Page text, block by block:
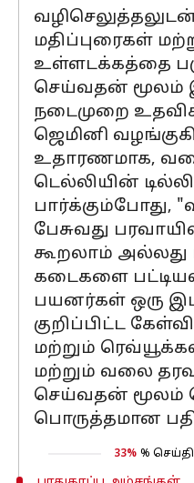
மதிப்புரைகள்
உள்ளடக்கத்தை
செய்வதன் மூலம்
நடைமுறை
ஜெமினி
உதாரணமாக,
டெல்லியின்
பார்க்கும்போது,
பேசுவது
கூறலாம் அல்லது
கடைகளை
பயனர்கள் ஒரு
குறிப்பிட்ட
மற்றும்
மற்றும் வலை
செய்வதன் மூலம்
பொருத்தமான
33% %